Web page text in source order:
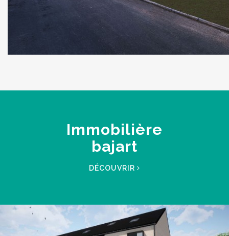
Immobilière
bajart
DÉCOUVRIR